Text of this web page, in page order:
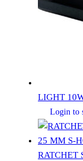
LIGHT
Login to
RATCHET